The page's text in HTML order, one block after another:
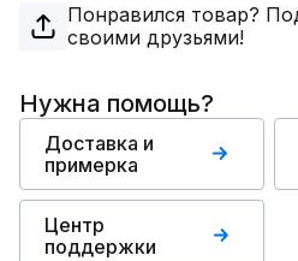
Понравился товар?
своими друзьями!
Нужна помощь?
Доставка и
примерка
Центр
поддержки